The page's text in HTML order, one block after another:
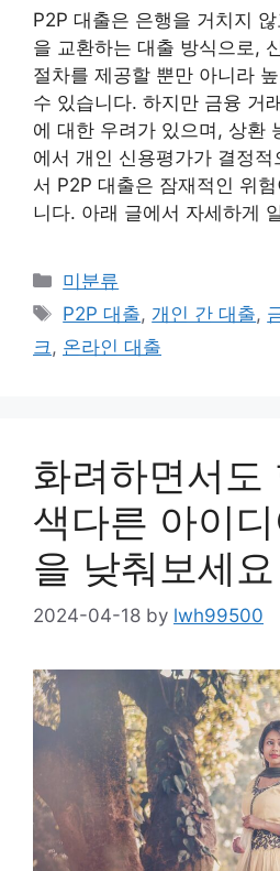
P2P 대출은 은행을 거치지
을 교환하는 대출 방식으로,
절차를 제공할 뿐만 아니라
수 있습니다. 하지만 금융 거
에 대한 우려가 있으며, 상환
에서 개인 신용평가가 결정
서 P2P 대출은 잠재적인 위
니다. 아래 글에서 자세하게
Categories
미분류
Tags
P2P 대출, 개인 간 대출,
크 , 온라인 대출
화려하면서도
색다른 아이
을 낮춰보세요
2024-04-18 by lwh99500